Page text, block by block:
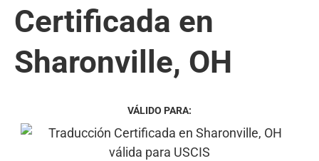
Certificada en
Sharonville, OH
VÁLIDO PARA: